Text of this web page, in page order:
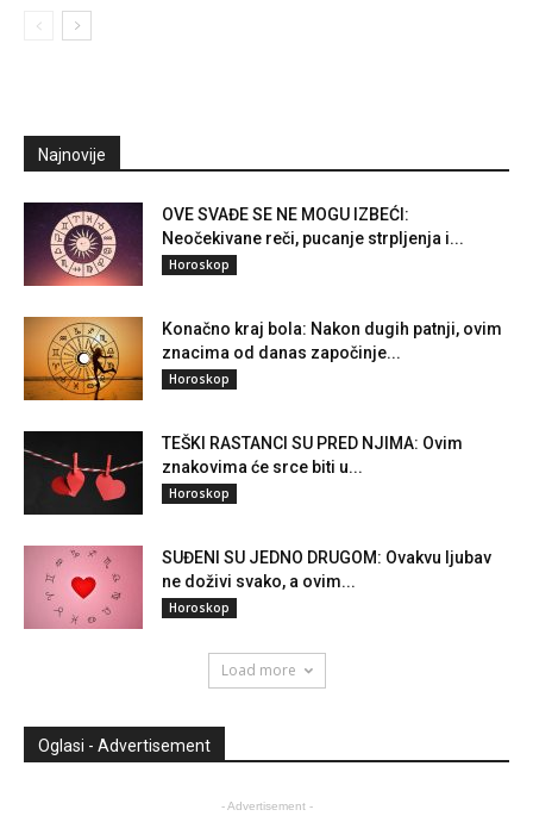
Najnovije
OVE SVAĐE SE NE MOGU IZBEĆI:
Neočekivane reči, pucanje strpljenja i...
Horoskop
Konačno kraj bola: Nakon dugih patnji, ovim
znacima od danas započinje...
Horoskop
TEŠKI RASTANCI SU PRED NJIMA: Ovim
znakovima će srce biti u...
Horoskop
SUĐENI SU JEDNO DRUGOM: Ovakvu ljubav
ne doživi svako, a ovim...
Horoskop
Load more
Oglasi - Advertisement
- Advertisement -